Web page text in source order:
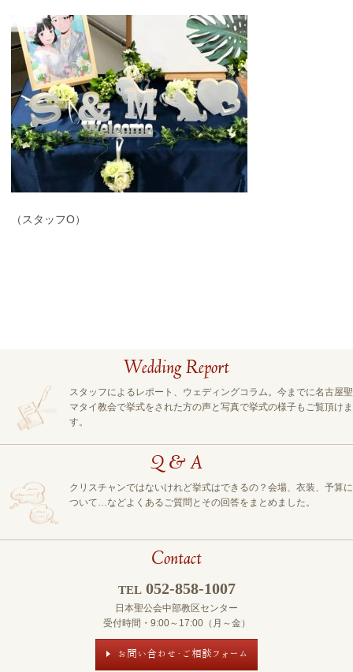
（スタッフO）
Wedding Report
スタッフによるレポート、ウェディングコラム。今までに名古屋聖
マタイ教会で挙式をされた方の声と写真で挙式の様子もご覧頂けま
す。
Q & A
クリスチャンではないけれど挙式はできるの？会場、衣装、予算に
ついて…などよくあるご質問とその回答をまとめました。
Contact
TEL052-858-1007
日本聖公会中部教区センター
受付時間・9:00～17:00（月～金）
お問い合わせ・ご相談フォーム